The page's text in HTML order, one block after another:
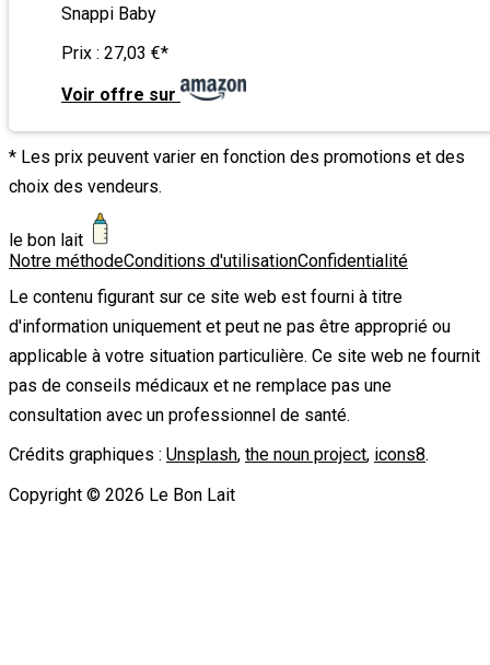
Snappi Baby
Prix : 27,03 €*
Voir offre sur
* Les prix peuvent varier en fonction des promotions et des
choix des vendeurs.
le bon lait
Notre méthodeConditions d'utilisationConfidentialité
Le contenu figurant sur ce site web est fourni à titre
d'information uniquement et peut ne pas être approprié ou
applicable à votre situation particulière. Ce site web ne fournit
pas de conseils médicaux et ne remplace pas une
consultation avec un professionnel de santé.
Crédits graphiques : Unsplash, the noun project, icons8.
Copyright © 2026 Le Bon Lait